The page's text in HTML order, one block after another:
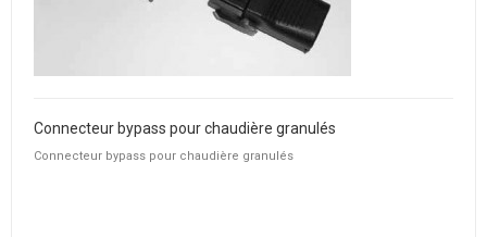
Connecteur bypass pour chaudière granulés
Connecteur bypass pour chaudière granulés